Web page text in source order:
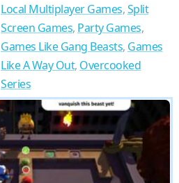
Local Multiplayer Games,Split
Screen Games, Party Games,
Games Like Gang Beasts, Games
Like A Way Out, Overcooked
Series